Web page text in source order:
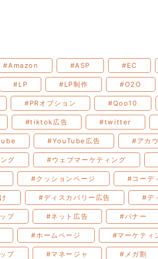
#Amazon #ASP #EC
#LP #LP制作 #O2O
#PRオプション #Qoo10
#tiktok広告 #twitter
#YouTube広告 #アカ
グ #ウェブマーケティング
#クッションページ #コーデ
#ディスカバリー広告 #デ
プ #ネット広告 #バナー
#ホームページ #マーケティ
プ #マネージャ #メガ割